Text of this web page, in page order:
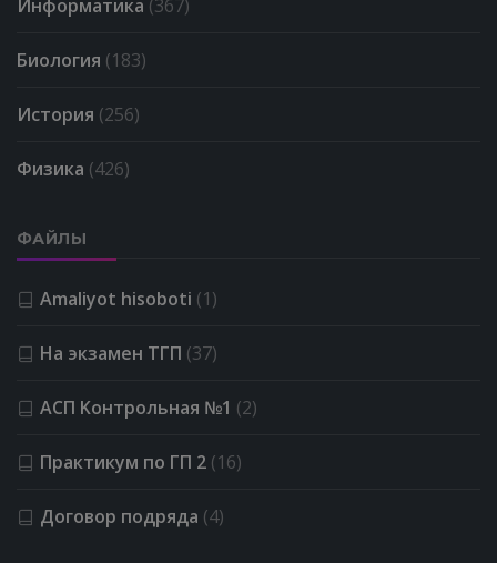
Информатика (367)
Биология (183)
История (256)
Физика (426)
ФАЙЛЫ
Amaliyot hisoboti (1)
На экзамен ТГП (37)
АСП Kонтрольная №1 (2)
Практикум по ГП 2 (16)
Договор подряда (4)